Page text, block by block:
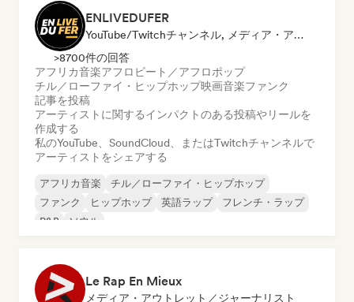
ENLIVEDUFER
YouTube/Twitchチャンネル, メディア・アウトレット／ジャーナリスト, ソーシャルメディアインフルエンサー
>8700件の回答
アフリカ音楽アフロビート／アフロポップ
チル／ローファイ・ヒップホップ映画音楽ファンク
記事を投稿
アーティストに関するインパクトのある投稿やリールを
作成する
私のYouTube、SoundCloud、またはTwitchチャンネルで
アーティストをシェアする
アフリカ音楽
チル／ローファイ・ヒップホップ
ファンク
ヒップホップ 英語ラップ
フレンチ・ラップ
R&B
ソウル
Le Rap En Mieux
メディア・アウトレット／ジャーナリスト